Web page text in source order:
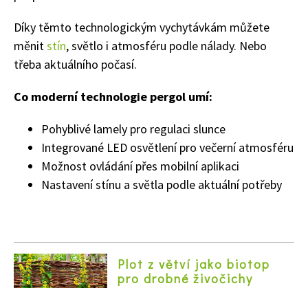
Díky těmto technologickým vychytávkám můžete
měnitstín, světlo i atmosféru podle nálady. Nebo
třeba aktuálního počasí.
Co moderní technologie pergol umí:
Pohyblivé lamely pro regulaci slunce
Integrované LED osvětlení pro večerní atmosféru
Možnost ovládání přes mobilní aplikaci
Nastavení stínu a světla podle aktuální potřeby
Plot z větví jako biotop
pro drobné živočichy